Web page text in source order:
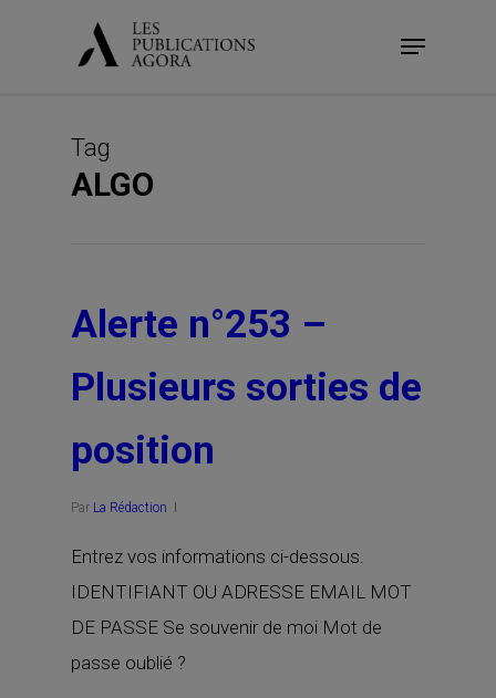
Menu
Tag
ALGO
Alerte n°253 –
Plusieurs sorties de
position
Par La Rédaction
Entrez vos informations ci-dessous.
IDENTIFIANT OU ADRESSE EMAIL MOT
DE PASSE Se souvenir de moi Mot de
passe oublié ?